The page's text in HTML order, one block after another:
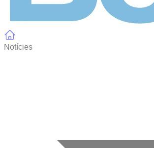
Notícies